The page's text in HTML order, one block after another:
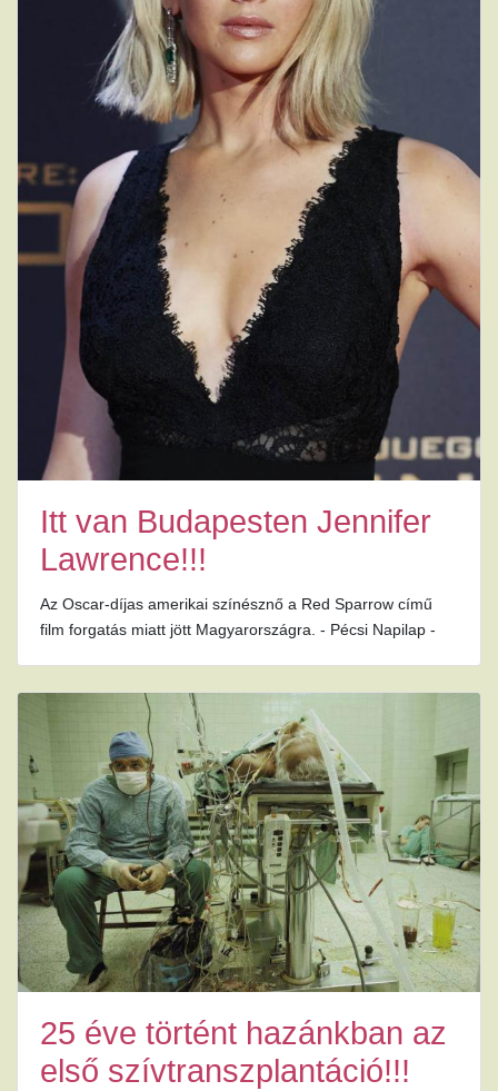
Itt van Budapesten Jennifer
Lawrence!!!
Az Oscar-díjas amerikai színésznő a Red Sparrow című
film forgatás miatt jött Magyarországra. - Pécsi Napilap -
25 éve történt hazánkban az
első szívtranszplantáció!!!